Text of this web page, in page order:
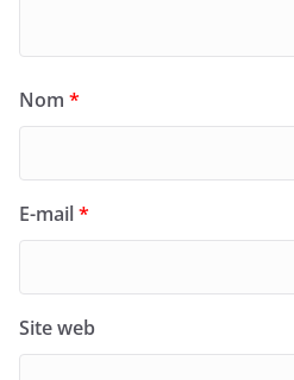
Nom *
E-mail*
Site web